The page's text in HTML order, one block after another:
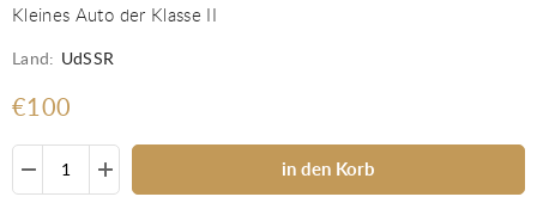
Kleines Auto der Klasse II
Land: UdSSR
€100
in den Korb